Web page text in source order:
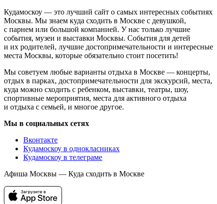
Кудамоскоу — это лучший сайт о самых интересных событиях
Москвы. Мы знаем куда сходить в Москве с девушкой,
с парнем или большой компанией. У нас только лучшие
события, музеи и выставки Москвы. События для детей
и их родителей, лучшие достопримечательности и интересные
места Москвы, которые обязательно стоит посетить!
Мы советуем любые варианты отдыха в Москве — концерты,
отдых в парках, достопримечательности для экскурсий, места,
куда можно сходить с ребенком, выставки, театры, шоу,
спортивные мероприятия, места для активного отдыха
и отдыха с семьей, и многое другое.
Мы в социальных сетях
Вконтакте
Кудамоскоу в однокласниках
Кудамоскоу в телеграме
Афиша Москвы — Куда сходить в Москве